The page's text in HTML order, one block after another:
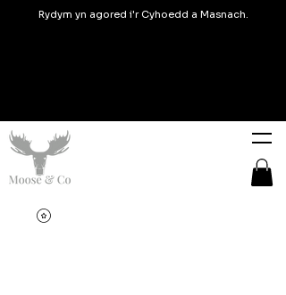
Rydym yn agored i'r Cyhoedd a Masnach.